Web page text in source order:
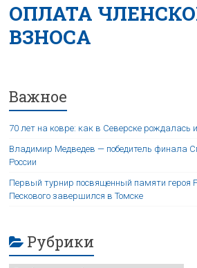
ОПЛАТА
ВЗНОСА
Важное
70 лет на ковре: как в Северске рождалась
Владимир Медведев — победитель финала
России
Первый турнир посвященный памяти героя
Пескового завершился в Томске
Рубрики